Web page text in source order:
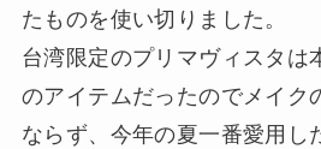
たものを使い切りました。
台湾限定のプリマヴィスタは
のアイテムだったのでメイク
ならず、今年の夏一番愛用し